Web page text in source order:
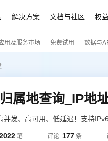
解决方案 文档与社区 权
用及服务市场 免费试用 数据与
并发、高可用、低延迟！支持
笔 评论 177 条